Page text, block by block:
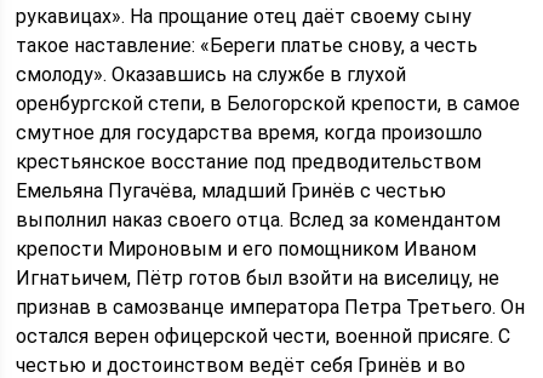
рукавицах». На прощание отец даёт своему сыну
такое наставление: «Береги платье снову, а честь
смолоду». Оказавшись на службе в глухой
оренбургской степи, в Белогорской крепости, в самое
смутное для государства время, когда произошло
крестьянское восстание под предводительством
Емельяна Пугачёва, младший Гринёв с честью
выполнил наказ своего отца. Вслед за комендантом
крепости Мироновым и его помощником Иваном
Игнатьичем, Пётр готов был взойти на виселицу, не
признав в самозванце императора Петра Третьего. Он
остался верен офицерской чести, военной присяге. С
честью и достоинством ведёт себя Гринёв и во